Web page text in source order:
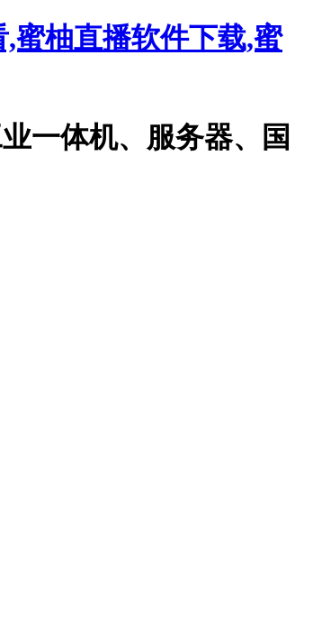
蜜柚直播软件下载,蜜
机、服务器、国